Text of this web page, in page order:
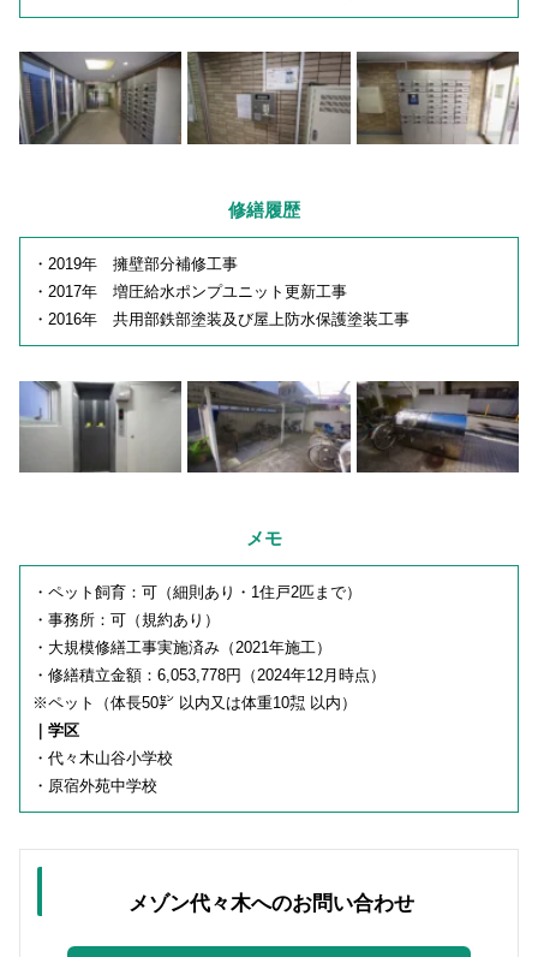
修繕履歴
・2019年 擁壁部分補修工事
・2017年 増圧給水ポンプユニット更新工事
・2016年 共用部鉄部塗装及び屋上防水保護塗装工事
メモ
・ペット飼育：可（細則あり・1住戸2匹まで）
・事務所：可（規約あり）
・大規模修繕工事実施済み（2021年施工）
・修繕積立金額：6,053,778円（2024年12月時点）
※ペット（体長50㌢ 以内又は体重10㌕ 以内）
｜学区
・代々木山谷小学校
・原宿外苑中学校
メゾン代々木へのお問い合わせ